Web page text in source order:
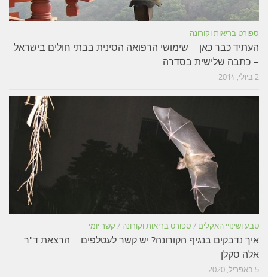
ספורט בריאות וקורונה
העתיד כבר כאן – שימושי הרפואה הסינית בבתי חולים בישראל
– כתבה שלישית בסדרה
2 ביולי, 2014
טבע ושינויי האקלים / ספורט בריאות וקורונה / קשר יומי
איך נדבקים בנגיף הקורונה? יש קשר לעטלפים – הרצאת ד"ר
אלה סקלן
5 באפריל, 2020